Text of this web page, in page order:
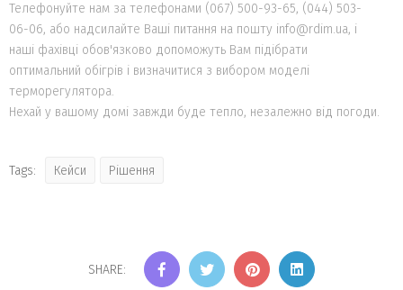
Телефонуйте нам за телефонами (067) 500-93-65, (044) 503-
06-06, або надсилайте Ваші питання на пошту info@rdim.ua, і
наші фахівці обов'язково допоможуть Вам підібрати
оптимальний обігрів і визначитися з вибором моделі
терморегулятора.
Нехай у вашому домі завжди буде тепло, незалежно від погоди.
Tags: Кейси Рішення
SHARE: